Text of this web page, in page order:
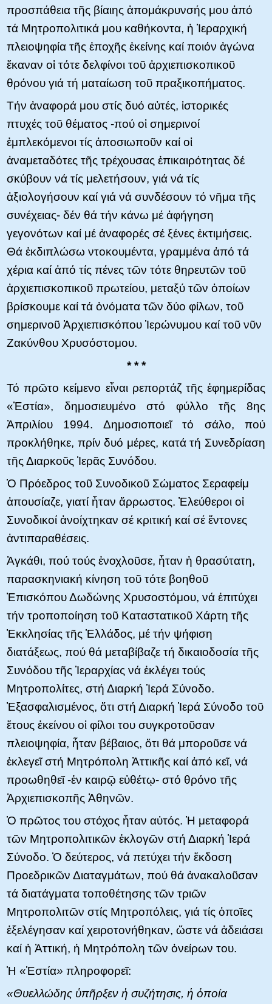
προσπάθεια τῆς βίαιης ἀπομάκρυνσής μου ἀπό
τά Μητροπολιτικά μου καθήκοντα, ἡ Ἱεραρχική
πλειοψηφία τῆς ἐποχῆς ἐκείνης καί ποιόν ἀγώνα
ἔκαναν οἱ τότε δελφίνοι τοῦ ἀρχιεπισκοπικοῦ
θρόνου γιά τή ματαίωση τοῦ πραξικοπήματος.
Τήν ἀναφορά μου στίς δυό αὐτές, ἱστορικές
πτυχές τοῦ θέματος -πού οἱ σημερινοί
ἐμπλεκόμενοι τίς ἀποσιωποῦν καί οἱ
ἀναμεταδότες τῆς τρέχουσας ἐπικαιρότητας δέ
σκύβουν νά τίς μελετήσουν, γιά νά τίς
ἀξιολογήσουν καί γιά νά συνδέσουν τό νῆμα τῆς
συνέχειας- δέν θά τήν κάνω μέ ἀφήγηση
γεγονότων καί μέ ἀναφορές σέ ξένες ἐκτιμήσεις.
Θά ἐκδιπλώσω ντοκουμέντα, γραμμένα ἀπό τά
χέρια καί ἀπό τίς πένες τῶν τότε θηρευτῶν τοῦ
ἀρχιεπισκοπικοῦ πρωτείου, μεταξύ τῶν ὁποίων
βρίσκουμε καί τά ὀνόματα τῶν δύο φίλων, τοῦ
σημερινοῦ Ἀρχιεπισκόπου Ἱερώνυμου καί τοῦ νῦν
Ζακύνθου Χρυσόστομου.
* * *
Τό πρῶτο κείμενο εἶναι ρεπορτάζ τῆς ἐφημερίδας
«Ἑστία», δημοσιευμένο στό φύλλο τῆς 8ης
Ἀπριλίου 1994. Δημοσιοποιεῖ τό σάλο, πού
προκλήθηκε, πρίν δυό μέρες, κατά τή Συνεδρίαση
τῆς Διαρκοῦς Ἱερᾶς Συνόδου.
Ὁ Πρόεδρος τοῦ Συνοδικοῦ Σώματος Σεραφείμ
ἀπουσίαζε, γιατί ἦταν ἄρρωστος. Ἐλεύθεροι οἱ
Συνοδικοί ἀνοίχτηκαν σέ κριτική καί σέ ἔντονες
ἀντιπαραθέσεις.
Ἀγκάθι, πού τούς ἐνοχλοῦσε, ἦταν ἡ θρασύτατη,
παρασκηνιακή κίνηση τοῦ τότε βοηθοῦ
Ἐπισκόπου Δωδώνης Χρυσοστόμου, νά ἐπιτύχει
τήν τροποποίηση τοῦ Καταστατικοῦ Χάρτη τῆς
Ἐκκλησίας τῆς Ἑλλάδος, μέ τήν ψήφιση
διατάξεως, πού θά μεταβίβαζε τή δικαιοδοσία τῆς
Συνόδου τῆς Ἱεραρχίας νά ἐκλέγει τούς
Μητροπολίτες, στή Διαρκή Ἱερά Σύνοδο.
Ἐξασφαλισμένος, ὅτι στή Διαρκή Ἱερά Σύνοδο τοῦ
ἔτους ἐκείνου οἱ φίλοι του συγκροτοῦσαν
πλειοψηφία, ἦταν βέβαιος, ὅτι θά μποροῦσε νά
ἐκλεγεῖ στή Μητρόπολη Ἀττικῆς καί ἀπό κεῖ, νά
προωθηθεῖ -ἐν καιρῷ εὐθέτῳ- στό θρόνο τῆς
Ἀρχιεπισκοπῆς Ἀθηνῶν.
Ὁ πρῶτος του στόχος ἦταν αὐτός. Ἡ μεταφορά
τῶν Μητροπολιτικῶν ἐκλογῶν στή Διαρκή Ἱερά
Σύνοδο. Ὁ δεύτερος, νά πετύχει τήν ἔκδοση
Προεδρικῶν Διαταγμάτων, πού θά ἀνακαλοῦσαν
τά διατάγματα τοποθέτησης τῶν τριῶν
Μητροπολιτῶν στίς Μητροπόλεις, γιά τίς ὀποῖες
ἐξελέγησαν καί χειροτονήθηκαν, ὥστε νά ἀδειάσει
καί ἡ Ἀττική, ἡ Μητρόπολη τῶν ὀνείρων του.
Ἡ «Ἑστία» πληροφορεῖ:
«Θυελλώδης ὑπῆρξεν ἡ συζήτησις, ἡ ὁποία